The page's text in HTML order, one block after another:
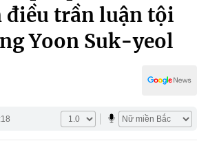
trí
điều trần luận tội
Yoon Suk-yeol